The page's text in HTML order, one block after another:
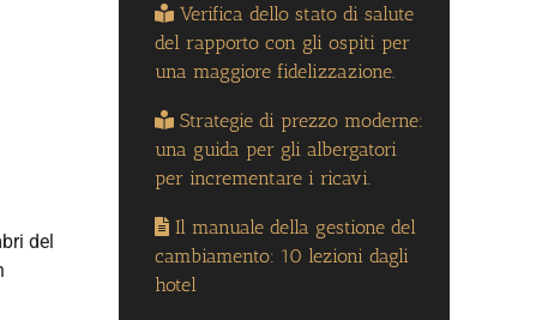
del
Verifica dello stato di salute
del rapporto con gli ospiti per
una maggiore fidelizzazione.
Strategie di prezzo moderne:
una guida per gli albergatori
per incrementare i ricavi.
Il manuale della gestione del
cambiamento: 10 lezioni dagli
hotel